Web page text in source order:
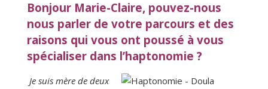
Bonjour Marie-Claire, pouvez-nous
nous parler de votre parcours et des
raisons qui vous ont poussé à vous
spécialiser dans l’haptonomie ?
Je suis mère de deux